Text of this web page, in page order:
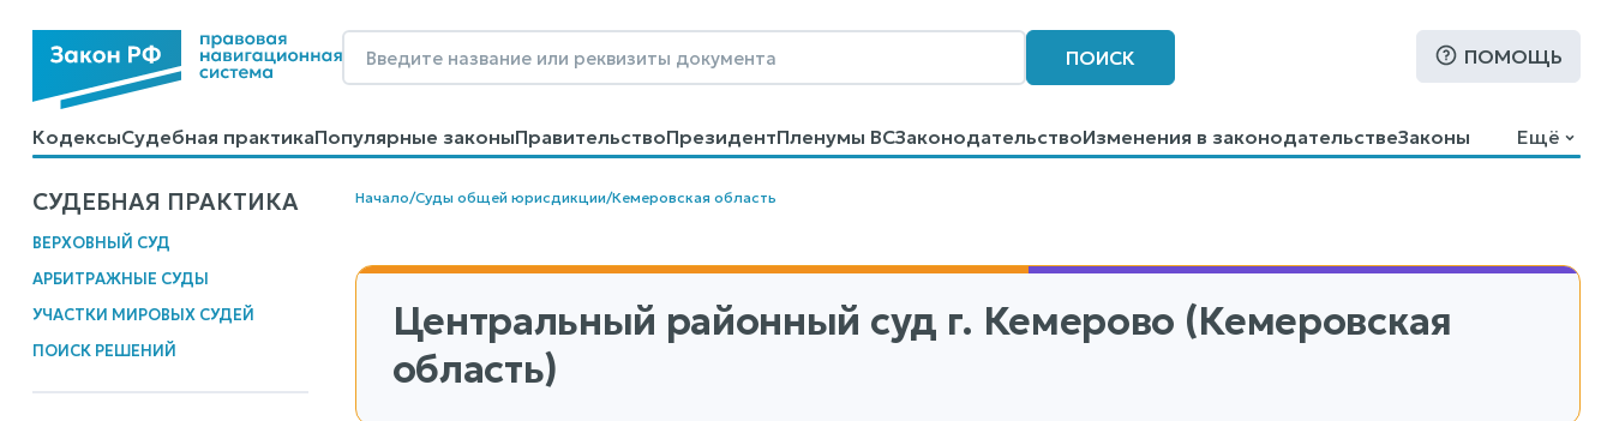
ПОИСК ПОМОЩЬ
КодексыСудебная практикаПопулярные законыПравительствоПрезидентПленумы ВСЗаконодательствоИзменения в законодательствеЗаконы
КалькуляторыСправочные материалыОбразцы договоровКонтактыПомощьПоиск
Ещё
СУДЕБНАЯ ПРАКТИКА
ВЕРХОВНЫЙ СУД
АРБИТРАЖНЫЕ СУДЫ
УЧАСТКИ МИРОВЫХ СУДЕЙ
ПОИСК РЕШЕНИЙ
Начало/Суды общей юрисдикции/Кемеровская область
Центральный районный суд г. Кемерово (Кемеровская
область)